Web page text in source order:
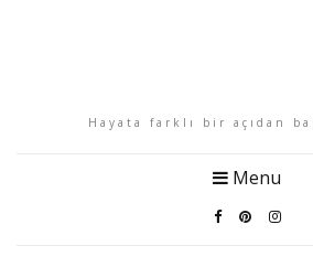
Hayata farklı bir açıdan
Menu